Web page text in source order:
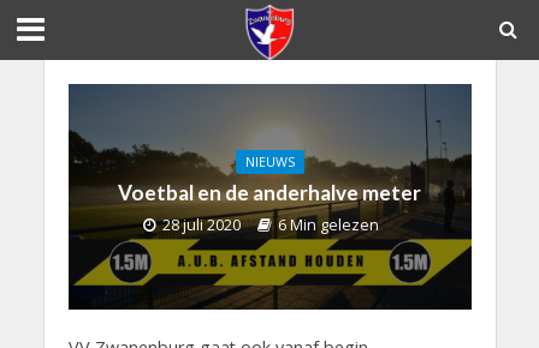
NIEUWS
Voetbal en de anderhalve meter
28 juli 2020 6 Min gelezen